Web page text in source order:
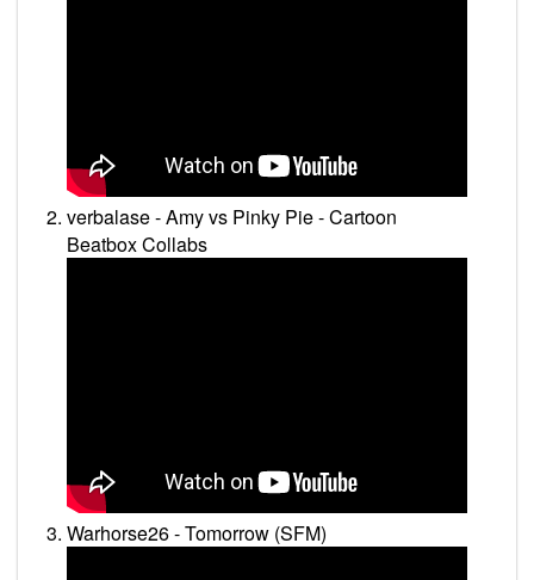
verbalase - Amy vs Pinky Pie - Cartoon
Beatbox Collabs
Warhorse26 - Tomorrow (SFM)